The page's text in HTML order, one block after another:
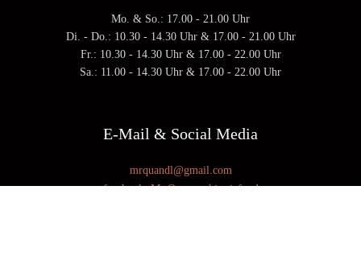
Mo. & So.: 17.00 - 21.00 Uhr
Di. - Do.: 10.30 - 14.30 Uhr & 17.00 - 21.00 Uhr
Fr.: 10.30 - 14.30 Uhr & 17.00 - 22.00 Uhr
Sa.: 11.00 - 14.30 Uhr & 17.00 - 22.00 Uhr
E-Mail & Social Media
mrquandl@gmail.com
facebook: Mr Quan sushi asiafood